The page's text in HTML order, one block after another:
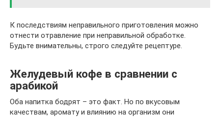
К последствиям неправильного приготовления можно
отнести отравление при неправильной обработке.
Будьте внимательны, строго следуйте рецептуре.
Желудевый кофе в сравнении с
арабикой
Оба напитка бодрят – это факт. Но по вкусовым
качествам, аромату и влиянию на организм они